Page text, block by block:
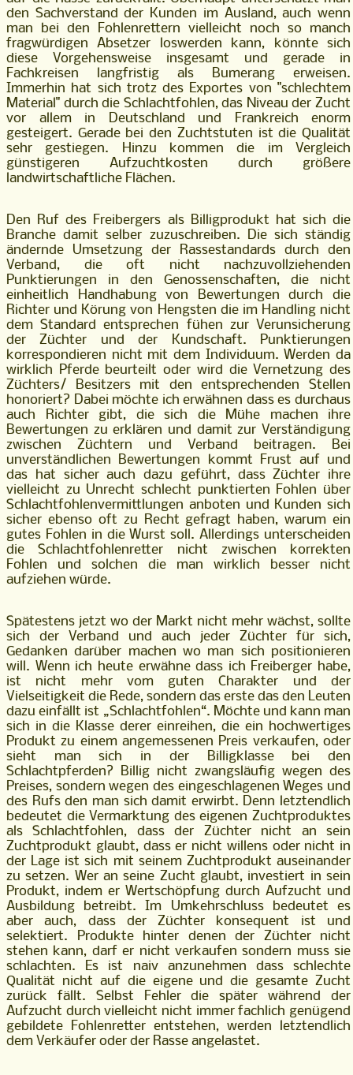
den Sachverstand der Kunden im Ausland, auch wenn
man bei den Fohlenrettern vielleicht noch so manch
fragwürdigen Absetzer loswerden kann, könnte sich
diese Vorgehensweise insgesamt und gerade in
Fachkreisen langfristig als Bumerang erweisen.
Immerhin hat sich trotz des Exportes von "schlechtem
Material" durch die Schlachtfohlen, das Niveau der Zucht
vor allem in Deutschland und Frankreich enorm
gesteigert. Gerade bei den Zuchtstuten ist die Qualität
sehr gestiegen. Hinzu kommen die im Vergleich
günstigeren Aufzuchtkosten durch größere
landwirtschaftliche Flächen.
Den Ruf des Freibergers als Billigprodukt hat sich die
Branche damit selber zuzuschreiben. Die sich ständig
ändernde Umsetzung der Rassestandards durch den
Verband, die oft nicht nachzuvollziehenden
Punktierungen in den Genossenschaften, die nicht
einheitlich Handhabung von Bewertungen durch die
Richter und Körung von Hengsten die im Handling nicht
dem Standard entsprechen fühen zur Verunsicherung
der Züchter und der Kundschaft. Punktierungen
korrespondieren nicht mit dem Individuum. Werden da
wirklich Pferde beurteilt oder wird die Vernetzung des
Züchters/ Besitzers mit den entsprechenden Stellen
honoriert? Dabei möchte ich erwähnen dass es durchaus
auch Richter gibt, die sich die Mühe machen ihre
Bewertungen zu erklären und damit zur Verständigung
zwischen Züchtern und Verband beitragen. Bei
unverständlichen Bewertungen kommt Frust auf und
das hat sicher auch dazu geführt, dass Züchter ihre
vielleicht zu Unrecht schlecht punktierten Fohlen über
Schlachtfohlenvermittlungen anboten und Kunden sich
sicher ebenso oft zu Recht gefragt haben, warum ein
gutes Fohlen in die Wurst soll. Allerdings unterscheiden
die Schlachtfohlenretter nicht zwischen korrekten
Fohlen und solchen die man wirklich besser nicht
aufziehen würde.
Spätestens jetzt wo der Markt nicht mehr wächst, sollte
sich der Verband und auch jeder Züchter für sich,
Gedanken darüber machen wo man sich positionieren
will. Wenn ich heute erwähne dass ich Freiberger habe,
ist nicht mehr vom guten Charakter und der
Vielseitigkeit die Rede, sondern das erste das den Leuten
dazu einfällt ist „Schlachtfohlen“. Möchte und kann man
sich in die Klasse derer einreihen, die ein hochwertiges
Produkt zu einem angemessenen Preis verkaufen, oder
sieht man sich in der Billigklasse bei den
Schlachtpferden? Billig nicht zwangsläufig wegen des
Preises, sondern wegen des eingeschlagenen Weges und
des Rufs den man sich damit erwirbt. Denn letztendlich
bedeutet die Vermarktung des eigenen Zuchtproduktes
als Schlachtfohlen, dass der Züchter nicht an sein
Zuchtprodukt glaubt, dass er nicht willens oder nicht in
der Lage ist sich mit seinem Zuchtprodukt auseinander
zu setzen. Wer an seine Zucht glaubt, investiert in sein
Produkt, indem er Wertschöpfung durch Aufzucht und
Ausbildung betreibt. Im Umkehrschluss bedeutet es
aber auch, dass der Züchter konsequent ist und
selektiert. Produkte hinter denen der Züchter nicht
stehen kann, darf er nicht verkaufen sondern muss sie
schlachten. Es ist naiv anzunehmen dass schlechte
Qualität nicht auf die eigene und die gesamte Zucht
zurück fällt. Selbst Fehler die später während der
Aufzucht durch vielleicht nicht immer fachlich genügend
gebildete Fohlenretter entstehen, werden letztendlich
dem Verkäufer oder der Rasse angelastet.